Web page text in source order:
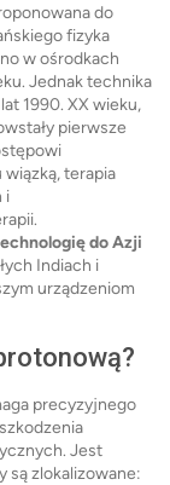
do
fizyka
w ośrodkach
Jednak technika
1990. XX wieku,
pierwsze
terapia
i
do Azji
Indiach i
urządzeniom
precyzyjnego
Jest
są zlokalizowane: